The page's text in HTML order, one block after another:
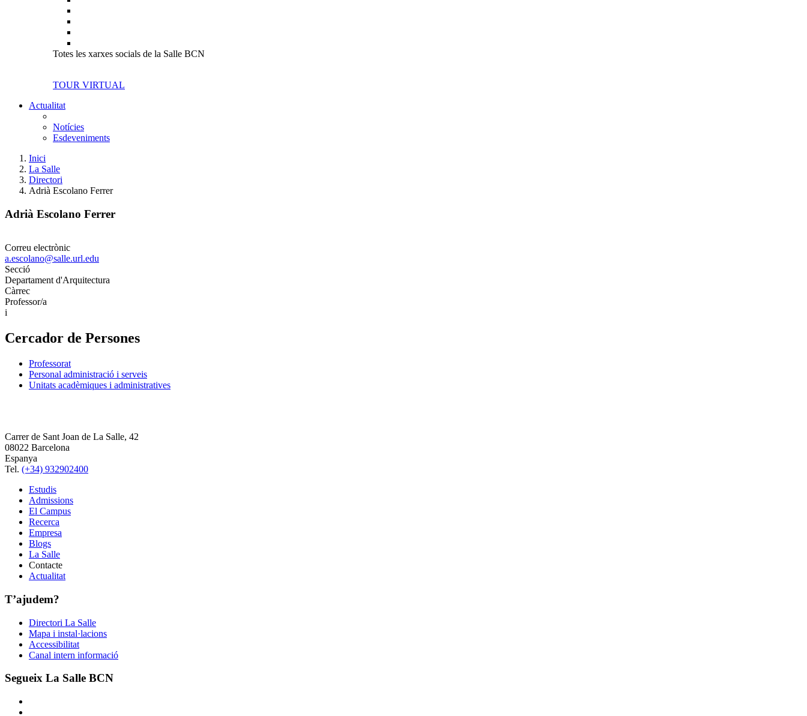
Totes les xarxes socials de la Salle BCN
TOUR VIRTUAL
Actualitat
Notícies
Esdeveniments
Inici
La Salle
Directori
Adrià Escolano Ferrer
Adrià Escolano Ferrer
Correu electrònic
a.escolano@salle.url.edu
Secció
Departament d'Arquitectura
Càrrec
Professor/a
i
Cercador de Persones
Professorat
Personal administració i serveis
Unitats acadèmiques i administratives
Carrer de Sant Joan de La Salle, 42
08022 Barcelona
Espanya
Tel. (+34) 932902400
Estudis
Admissions
El Campus
Recerca
Empresa
Blogs
La Salle
Contacte
Actualitat
T’ajudem?
Directori La Salle
Mapa i instal·lacions
Accessibilitat
Canal intern informació
Segueix La Salle BCN